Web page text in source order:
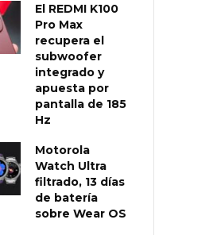
El REDMI K100
Pro Max
recupera el
subwoofer
integrado y
apuesta por
pantalla de 185
Hz
Motorola
Watch Ultra
filtrado, 13 días
de batería
sobre Wear OS